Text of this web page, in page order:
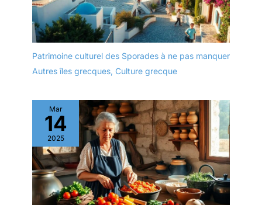
Patrimoine culturel des Sporades à ne pas manquer
Autres îles grecques, Culture grecque
Mar
14
2025